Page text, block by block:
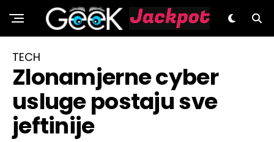
GeeK.hr
TECH
Zlonamjerne cyber
usluge postaju sve
jeftinije